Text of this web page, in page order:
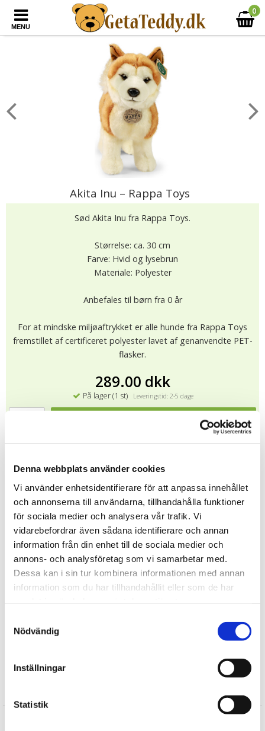
Denna webbplats använder cookies
Vi använder enhetsidentifierare för att anpassa innehållet
och annonserna till användarna, tillhandahålla funktioner
för sociala medier och analysera vår trafik. Vi
vidarebefordrar även sådana identifierare och annan
information från din enhet till de sociala medier och
annons- och analysföretag som vi samarbetar med.
Dessa kan i sin tur kombinera informationen med annan
information som du har tillhandahållit eller som de har
Nödvändig
Inställningar
Statistik
MENU
0
Akita Inu – Rappa Toys
Sød Akita Inu fra Rappa Toys.
Størrelse: ca. 30 cm
Farve: Hvid og lysebrun
Materiale: Polyester
Anbefales til børn fra 0 år
For at mindske miljøaftrykket er alle hunde fra Rappa Toys
fremstillet af certificeret polyester lavet af genanvendte PET-
flasker.
289.00 dkk
På lager (1 st) Leveringstid: 2-5 dage
★★★★★
Alle bløde venner fra Rappa Toys er CE -mærket og testet og
godkendt i overensstemmelse med EU -krav til blødt legetøj
(EN71).
Det betyder blandt andet, at produkterne ikke indeholder nogen
giftige stoffer, og at alle detaljer, som f.eks øjne, er stramme.
Fortælle
Find mere
Rappa Toys